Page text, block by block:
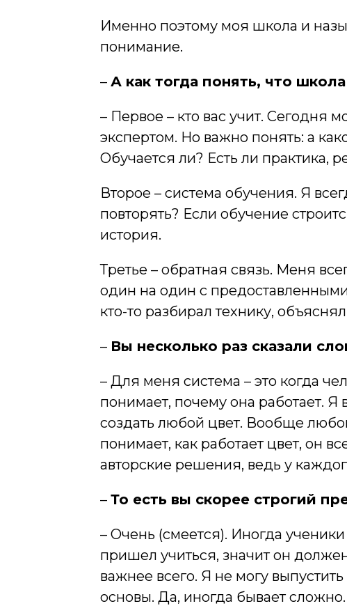
Именно поэтому моя школа и
понимание.
– А как тогда понять, что
– Первое – кто вас учит. Сегодня
экспертом. Но важно понять: а
Обучается ли? Есть ли практика,
Второе – система обучения. Я
повторять? Если обучение
история.
Третье – обратная связь. Меня
один на один с
кто-то разбирал технику,
– Вы несколько раз сказали
– Для меня система – это когда
понимает, почему она работает.
создать любой цвет. Вообще
понимает, как работает цвет, он
авторские решения, ведь у
– То есть вы скорее строгий
– Очень (смеется). Иногда
пришел учиться, значит он
важнее всего. Я не могу
основы. Да, иногда бывает